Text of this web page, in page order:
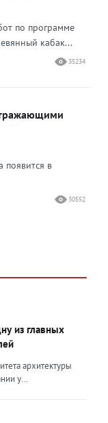
по программе
кабак...
35234
появится в
30552
из главных
архитектуры
у
заметно